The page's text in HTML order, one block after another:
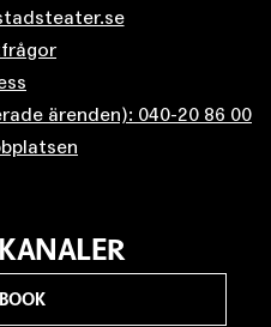
ärenden): 040-20 86 00